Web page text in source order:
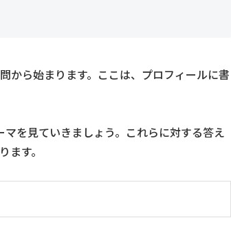
から始まります。ここは、プロフィールに書
を見ていきましょう。これらに対する答え
す。